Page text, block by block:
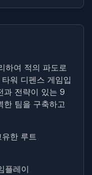
하여 적의 파도로
워 디펜스 게임입
과 전략이 있는 9
한 팀을 구축하고
한 루트
플레이